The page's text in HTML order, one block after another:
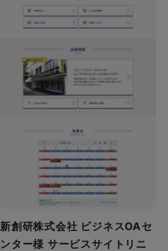
新創研株式会社 ビジネスOAセ
ンター様 サービスサイトリニ